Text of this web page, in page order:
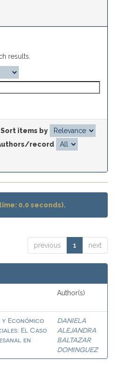
results.
Sort items by
record
0.0 seconds).
previous 1 next
Author(s)
Económico
El Caso
en
DANIELA
ALEJANDRA
BALTAZAR
DOMINGUEZ